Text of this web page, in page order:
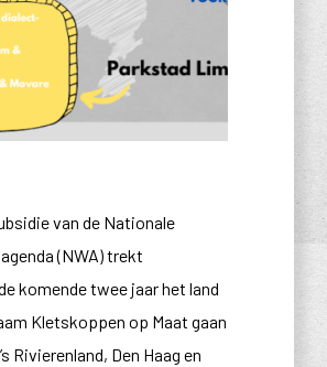
van de Nationale
(NWA) trekt
komende twee jaar het land
Kletskoppen op Maat gaan
Rivierenland, Den Haag en